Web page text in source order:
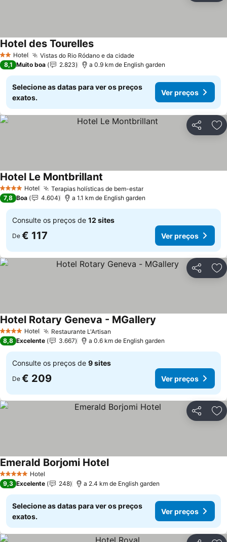
2 Estrelas
Hotel Vistas do Rio Ródano e da cidadeVer preços
Hotel des TourellesVer preços
8,1 Muito boa 2.823 a 0.9 km de English garden
Selecione as datas para ver os preços
exatos.
Ver preços
Partilhar
4 EstrelasHotel Terapias holísticas de bem-estarVer preços
Hotel Le Montbrillant
7,8 Boa 4.604 a 1.1 km de English garden
Consulte os preços de 12 sites
De € 117 Ver preços
Partilhar
4 EstrelasHotel Restaurante L'Artisan
Hotel Rotary Geneva - MGallery
8,8 Excelente 3.667 a 0.6 km de English garden
Consulte os preços de 9 sites
De € 209 Ver preços
Partilhar
5 Estrelas Hotel
Emerald Borjomi HotelVer preços
9,3 Excelente 248 a 2.4 km de English garden
Selecione as datas para ver os preços
exatos.
Ver preços